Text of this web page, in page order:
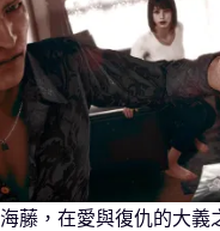
藤，在愛與復仇的大義